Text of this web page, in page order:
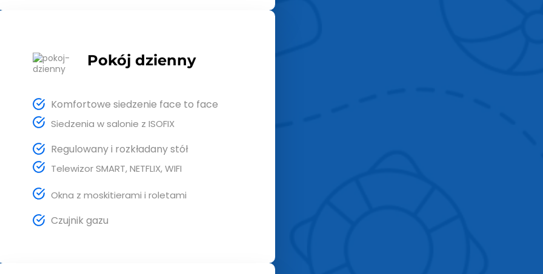
Pokój dzienny
Komfortowe siedzenie face to face
Siedzenia w salonie z ISOFIX
Regulowany i rozkładany stół
Telewizor SMART, NETFLIX, WIFI
Okna z moskitierami i roletami
Czujnik gazu